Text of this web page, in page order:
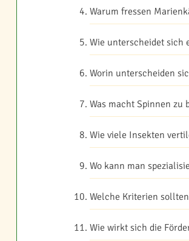
Warum fressen
Wie unterscheidet sich
Worin unterscheiden
Was macht Spinnen zu
Wie viele Insekten
Wo kann man
Welche Kriterien
Wie wirkt sich die